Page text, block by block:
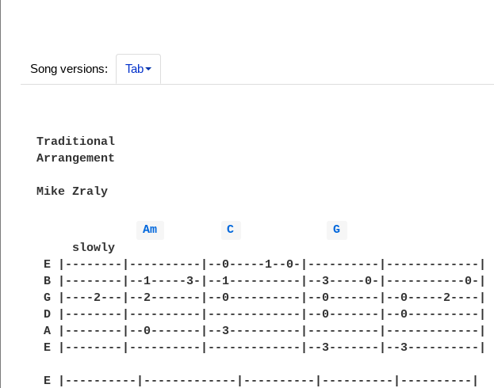
Song versions: Tab
Traditional
Arrangement
Mike Zraly
Am C
G
     slowly
E |--------|----------|--0-----1--0-|----------|-------------|
B |--------|--1-----3-|--1----------|--3-----0-|-----------0-|
G |----2---|--2-------|--0----------|--0-------|--0-----2----|
D |--------|----------|-------------|--0-------|--0----------|
A |--------|--0-------|--3----------|----------|-------------|
E |--------|----------|-------------|--3-------|--
E |----------|-------------|----------|----------|----------|